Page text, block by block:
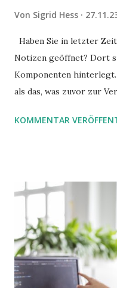
Von Sigrid Hess
Haben Sie in letzter
Notizen geöffnet? Dort
Komponenten
als das, was zuvor zur
Stolperfallen. Hier ein
KOMMENTAR